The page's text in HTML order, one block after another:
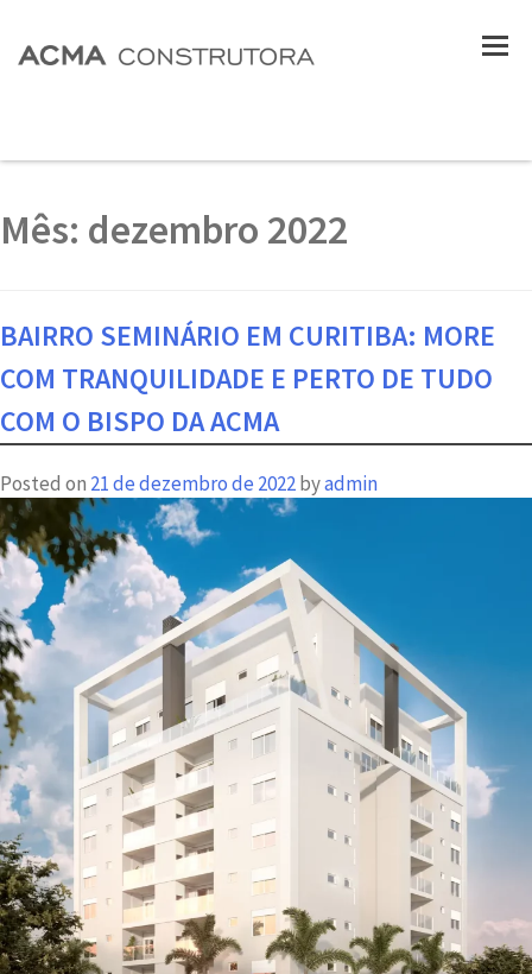
Mês: dezembro 2022
BAIRRO SEMINÁRIO EM CURITIBA: MORE
COM TRANQUILIDADE E PERTO DE TUDO
COM O BISPO DA ACMA
Posted on 21 de dezembro de 2022byadmin